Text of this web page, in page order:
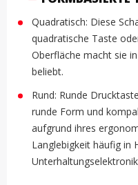
Quadratisch: Diese
quadratische Taste
Oberfläche macht sie
beliebt.
Rund: Runde
runde Form und
aufgrund ihres
Langlebigkeit häufig in